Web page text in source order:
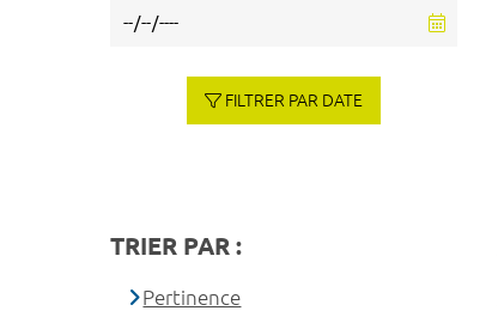
FILTRER PAR DATE
TRIER PAR :
Pertinence